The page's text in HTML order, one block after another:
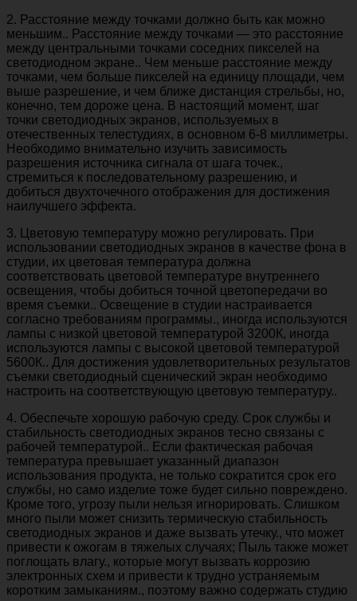
2. Расстояние между точками должно быть как можно
меньшим.. Расстояние между точками — это расстояние
между центральными точками соседних пикселей на
светодиодном экране.. Чем меньше расстояние между
точками, чем больше пикселей на единицу площади, чем
выше разрешение, и чем ближе дистанция стрельбы, но,
конечно, тем дороже цена. В настоящий момент, шаг
точки светодиодных экранов, используемых в
отечественных телестудиях, в основном 6-8 миллиметры.
Необходимо внимательно изучить зависимость
разрешения источника сигнала от шага точек.,
стремиться к последовательному разрешению, и
добиться двухточечного отображения для достижения
наилучшего эффекта.
3. Цветовую температуру можно регулировать. При
использовании светодиодных экранов в качестве фона в
студии, их цветовая температура должна
соответствовать цветовой температуре внутреннего
освещения, чтобы добиться точной цветопередачи во
время съемки.. Освещение в студии настраивается
согласно требованиям программы., иногда используются
лампы с низкой цветовой температурой 3200К, иногда
используются лампы с высокой цветовой температурой
5600К.. Для достижения удовлетворительных результатов
съемки светодиодный сценический экран необходимо
настроить на соответствующую цветовую температуру..
4. Обеспечьте хорошую рабочую среду. Срок службы и
стабильность светодиодных экранов тесно связаны с
рабочей температурой.. Если фактическая рабочая
температура превышает указанный диапазон
использования продукта, не только сократится срок его
службы, но само изделие тоже будет сильно повреждено.
Кроме того, угрозу пыли нельзя игнорировать. Слишком
много пыли может снизить термическую стабильность
светодиодных экранов и даже вызвать утечку., что может
привести к ожогам в тяжелых случаях; Пыль также может
поглощать влагу., которые могут вызвать коррозию
электронных схем и привести к трудно устраняемым
коротким замыканиям., поэтому важно содержать студию